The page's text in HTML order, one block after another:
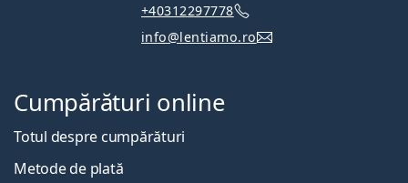
+40312297778
info@lentiamo.ro
Cumpărături online
Totul despre cumpărături
Metode de plată